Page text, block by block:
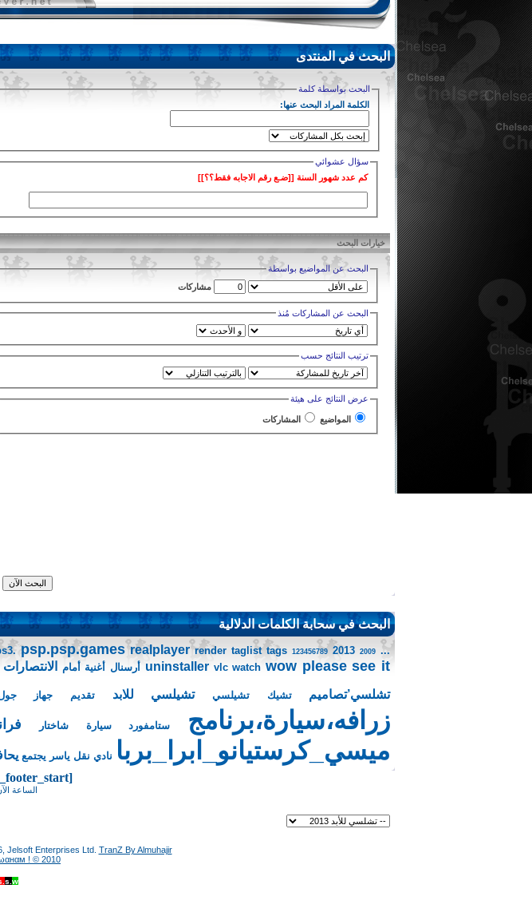
البحث في المنتدى
البحث بواسطة كلمة
الكلمة المراد البحث عنها:
سؤال عشوائي
كم عدد شهور السنة [[ضـع رقم الاجابه فقط؟؟]]
خيارات البحث
البحث عن المواضيع بواسطة
مشاركات
البحث عن المشاركات مُنذ
ترتيب النتائج حسب
عرض النتائج على هيئة
المواضيع المشاركات
البحث في سحابة الكلمات الدلالية
...
2009
2013
123456789
psp.psp.games realplayer render taglist tags
uninstaller vlc watch wow please see it أرسنال أغنية أمام الانتصارات
تشلسي’تصاميم تشيك تشيلسي تشيلسي للابد تقديم جهاز
زرافه،سيارة،برنامج ستامفورد سيارة شاختار
ميسي_كرستيانو_ابرا_بربا نادي نقل ياسر يجتمع
الساعة
Jelsoft Enterprises Ltd. TranZ By Almuhajir
! © 2010
s. w